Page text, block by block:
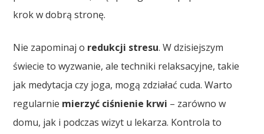
krok w dobrą stronę.
Nie zapominaj o redukcji stresu. W dzisiejszym
świecie to wyzwanie, ale techniki relaksacyjne, takie
jak medytacja czy joga, mogą zdziałać cuda. Warto
regularnie mierzyć ciśnienie krwi – zarówno w
domu, jak i podczas wizyt u lekarza. Kontrola to